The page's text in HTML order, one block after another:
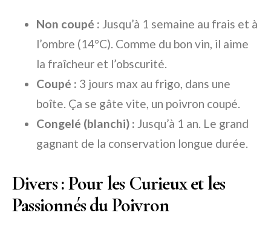
Non coupé : Jusqu’à 1 semaine au frais et à
l’ombre (14°C). Comme du bon vin, il aime
la fraîcheur et l’obscurité.
Coupé : 3 jours max au frigo, dans une
boîte. Ça se gâte vite, un poivron coupé.
Congelé (blanchi) : Jusqu’à 1 an. Le grand
gagnant de la conservation longue durée.
Divers : Pour les Curieux et les
Passionnés du Poivron